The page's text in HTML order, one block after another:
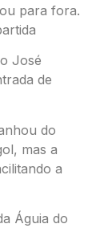
para fora.
José
de
do
mas a
a
Águia do